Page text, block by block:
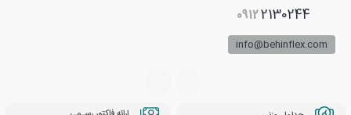
09122130244
info@behinflex.com